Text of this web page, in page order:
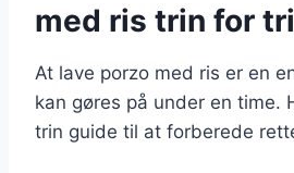
med ris trin for
At lave porzo med ris er en
kan gøres på under en time.
trin guide til at forberede